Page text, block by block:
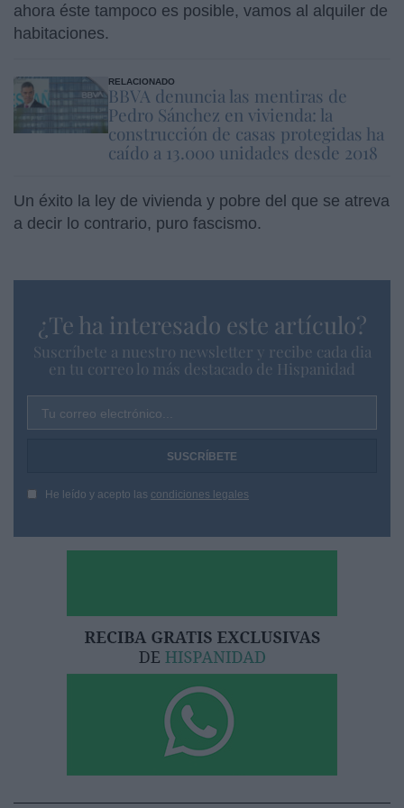
ahora éste tampoco es posible, vamos al alquiler de
habitaciones.
RELACIONADO
BBVA denuncia las mentiras de
Pedro Sánchez en vivienda: la
construcción de casas protegidas ha
caído a 13.000 unidades desde 2018
Un éxito la ley de vivienda y pobre del que se atreva
a decir lo contrario, puro fascismo.
¿Te ha interesado este artículo?
Suscríbete a nuestro newsletter y recibe cada dia
en tu correo lo más destacado de Hispanidad
Tu correo electrónico...
He leído y acepto las condiciones legales